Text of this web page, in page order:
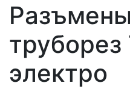
электро